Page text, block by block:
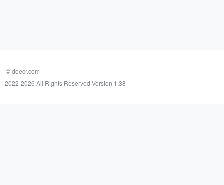
© doecr.com
2022-2026 All Rights Reserved Version 1.38